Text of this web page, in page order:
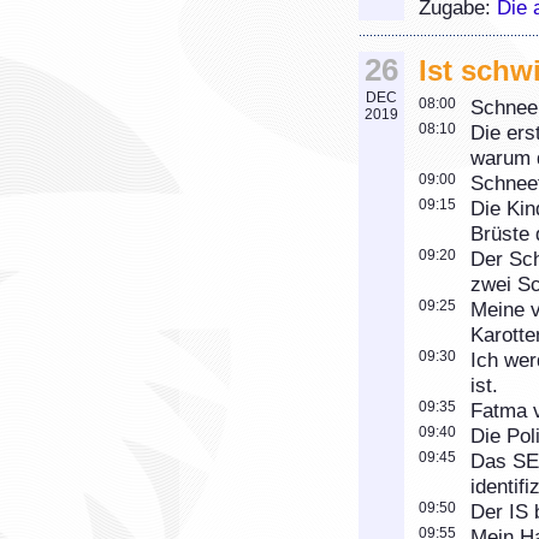
Zugabe: Die
26
DEC
2019
Ist
08:00
08:10
Die
warum
09:00
09:15
Die
Brüste
09:20
Der
zwei
09:25
Meine
09:30
Ich
ist.
09:35 Fatma
09:40 Die
09:45
Das
09:50 Der IS
09:55